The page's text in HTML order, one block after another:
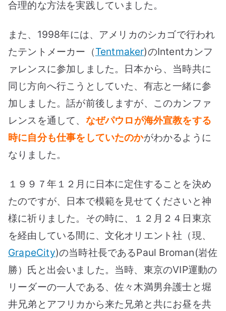
合理的な方法を実践していました。
また、1998年には、アメリカのシカゴで行われ
たテントメーカー（Tentmaker)のIntentカンフ
ァレンスに参加しました。日本から、当時共に
同じ方向へ行こうとしていた、有志と一緒に参
加しました。話が前後しますが、このカンファ
レンスを通して、 なぜパウロが海外宣教をする
時に自分も仕事をしていたのかがわかるように
なりました。
１９９７年１２月に日本に定住することを決め
たのですが、日本で模範を見せてくださいと神
様に祈りました。その時に、１２月２４日東京
を経由している間に、文化オリエント社（現、
GrapeCity)の当時社長であるPaul Broman(岩佐
勝）氏と出会いました。当時、東京のVIP運動の
リーダーの一人である、佐々木満男弁護士と堀
井兄弟とアフリカから来た兄弟と共にお昼を共